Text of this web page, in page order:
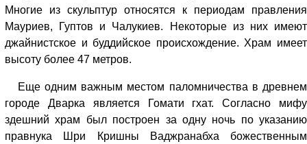
Многие из скульптур относятся к периодам правления
Мауриев, Гуптов и Чалукиев. Некоторые из них имеют
джайнистское и буддийское происхождение. Храм имеет
высоту более 47 метров.
Еще одним важным местом паломничества в древнем
городе Дварка является Гомати гхат. Согласно мифу
здешний храм был построен за одну ночь по указанию
правнука Шри Кришны Ваджранабха божественным